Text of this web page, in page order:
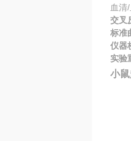
血清
交叉
标准
仪器
实验
小